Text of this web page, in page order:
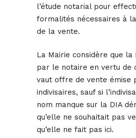
l’étude notarial pour
formalités nécessaires à
de la vente.
La Mairie considère que la
par le notaire en vertu de
vaut offre de vente émise
indivisaires, sauf si
nom manque sur la DIA
qu’elle ne souhaitait pas
qu’elle ne fait pas ici.